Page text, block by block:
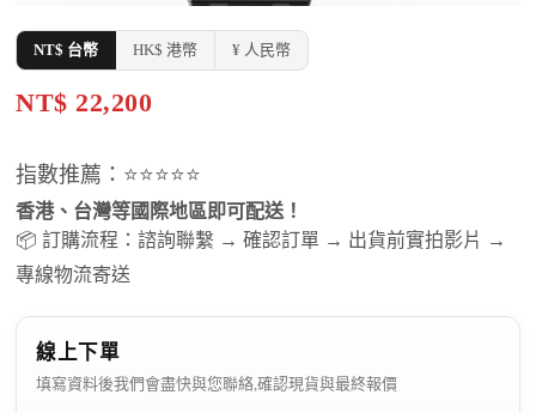
NT$ 台幣 HK$ 港幣 ¥ 人民幣
NT$ 22,200
指數推薦：⭐⭐⭐⭐⭐
香港、台灣等國際地區即可配送！
📦 訂購流程：諮詢聯繫 → 確認訂單 → 出貨前實拍影片 →
專線物流寄送
線上下單
填寫資料後我們會盡快與您聯絡,確認現貨與最終報價